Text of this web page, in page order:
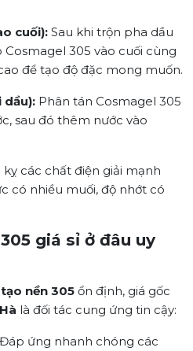
cuối): Sau khi trộn pha dầu
Cosmagel 305 vào cuối cùng
để tạo độ đặc mong muốn.
dầu): Phân tán Cosmagel 305
sau đó thêm nước vào
kỵ các chất điện giải mạnh
có nhiều muối, độ nhớt có
giá sỉ ở đâu uy
nền 305 ổn định, giá gốc
là đối tác cung ứng tin cậy:
Đáp ứng nhanh chóng các